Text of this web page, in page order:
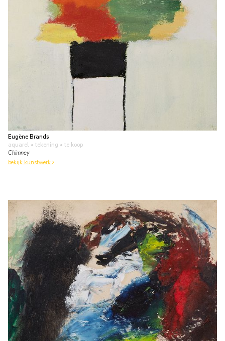
Eugène Brands
aquarel • tekening • te koop
Chimney
bekijk kunstwerk